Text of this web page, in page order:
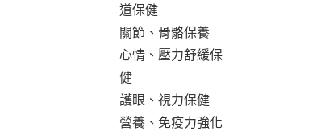
道保健
關節、骨骼保養
心情、壓力舒緩保
健
護眼、視力保健
營養、免疫力強化